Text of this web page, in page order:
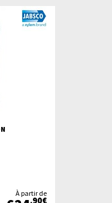
À partir de
,90€